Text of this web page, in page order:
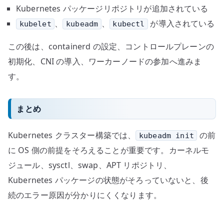
Kubernetes パッケージリポジトリが追加されている
kubelet 、 kubeadm 、 kubectl が導入されている
この後は、containerd の設定、コントロールプレーンの
初期化、CNI の導入、ワーカーノードの参加へ進みま
す。
まとめ
Kubernetes クラスター構築では、 kubeadm init
の前
に OS 側の前提をそろえることが重要です。カーネルモ
ジュール、sysctl、swap、APT リポジトリ、
Kubernetes パッケージの状態がそろっていないと、後
続のエラー原因が分かりにくくなります。